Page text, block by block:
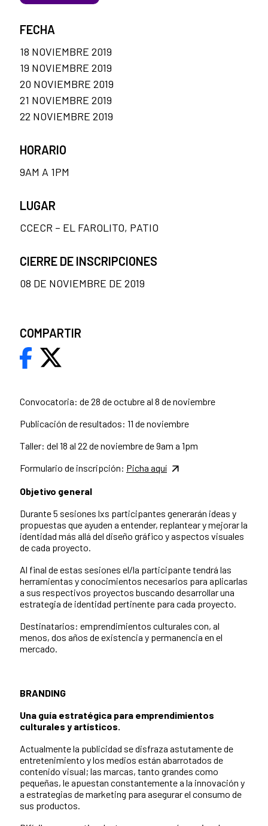
Convocatoria: de 28 de octubre al 8 de noviembre
Publicación de resultados: 11 de noviembre
Taller: del 18 al 22 de noviembre de 9am a 1pm
Formulario de inscripción: Picha aquí
Objetivo general
Durante 5 sesiones lxs participantes generarán ideas y
propuestas que ayuden a entender, replantear y mejorar la
identidad más allá del diseño gráfico y aspectos visuales
de cada proyecto.
Al final de estas sesiones el/la participante tendrá las
herramientas y conocimientos necesarios para aplicarlas
a sus respectivos proyectos buscando desarrollar una
estrategia de identidad pertinente para cada proyecto.
Destinatarios: emprendimientos culturales con, al
menos, dos años de existencia y permanencia en el
mercado.
BRANDING
Una guía estratégica para emprendimientos
culturales y artísticos.
Actualmente la publicidad se disfraza astutamente de
entretenimiento y los medios están abarrotados de
contenido visual; las marcas, tanto grandes como
pequeñas, le apuestan constantemente a la innovación y
a estrategias de marketing para asegurar el consumo de
sus productos.
FECHA
18 NOVIEMBRE 2019
19 NOVIEMBRE 2019
20 NOVIEMBRE 2019
21 NOVIEMBRE 2019
22 NOVIEMBRE 2019
HORARIO
9AM A 1PM
LUGAR
CCECR – EL FAROLITO, PATIO
CIERRE DE INSCRIPCIONES
08 DE NOVIEMBRE DE 2019
COMPARTIR